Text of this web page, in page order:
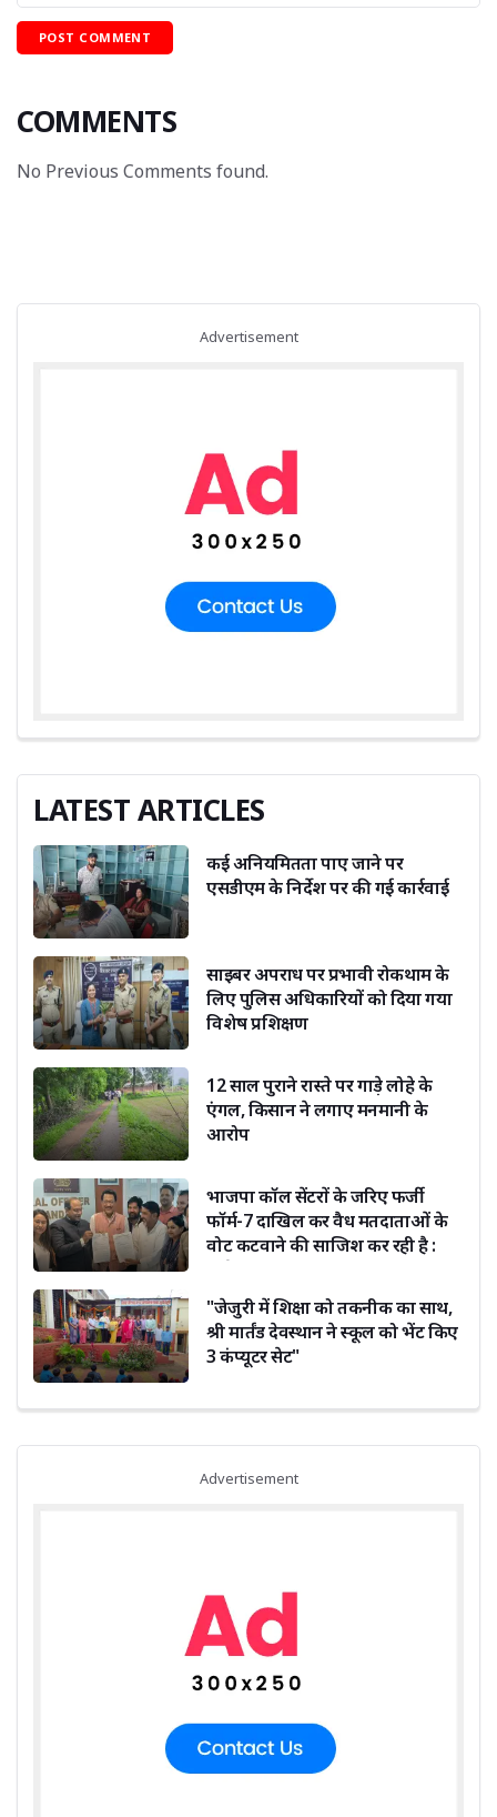
COMMENTS
No Previous Comments found.
Advertisement
LATEST ARTICLES
कई अनियमितता पाए जाने पर
एसडीएम के निर्देश पर की गई कार्रवाई
साइबर अपराध पर प्रभावी रोकथाम के
लिए पुलिस अधिकारियों को दिया गया
विशेष प्रशिक्षण
12 साल पुराने रास्ते पर गाड़े लोहे के
एंगल, किसान ने लगाए मनमानी के
आरोप
भाजपा कॉल सेंटरों के जरिए फर्जी
फॉर्म-7 दाखिल कर वैध मतदाताओं के
वोट कटवाने की साजिश कर रही है :
"जेजुरी में शिक्षा को तकनीक का साथ,
श्री मार्तंड देवस्थान ने स्कूल को भेंट किए
3 कंप्यूटर सेट"
Advertisement